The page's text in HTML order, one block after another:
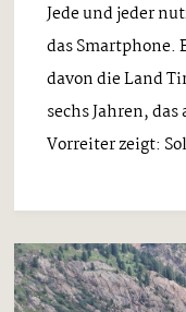
Jede und jeder
das
davon die Land
sechs Jahren,
Vorreiter zeigt: